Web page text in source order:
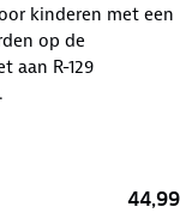
kinderen met een
op de
aan R-129
44,99